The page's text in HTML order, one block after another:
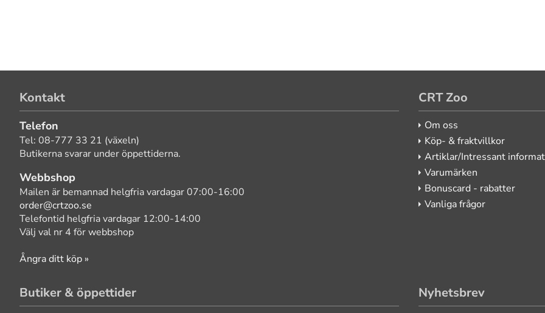
Kontakt
Telefon
Tel: 08-777 33 21 (växeln)
Butikerna svarar under öppettiderna.
Webbshop
Mailen är bemannad helgfria vardagar 07:00-16:00
order@crtzoo.se
Telefontid helgfria vardagar 12:00-14:00
Välj val nr 4 för webbshop
Ångra ditt köp »
CRT Zoo
Om oss
Köp- & fraktvillkor
Artiklar/Intressant
Varumärken
Bonuscard - rabatter
Vanliga frågor
Butiker & öppettider Nyhetsbrev